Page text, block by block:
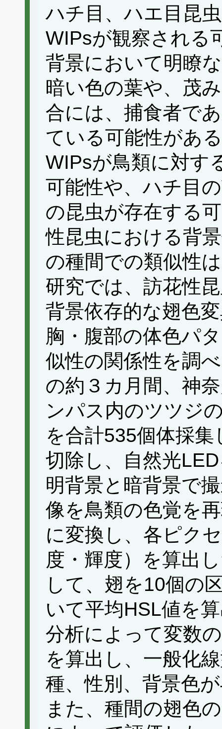
ハチ目、ハエ目昆
WIPsが観察される
背景において明瞭
暗い色の葉や、茂
合には、捕食者で
ている可能性があ
WIPsが鳥類に対す
可能性や、ハチ目
の昆虫が存在する
性昆虫における背
の種間での類似性
研究では、訪花性
背景依存的な翅色
胸・腹部の体色パ
似性の関係性を調
の約３カ月間、神
ンパス内のツツジ
を合計535個体採
切除し、自然光
明背景と暗背景で
像を鳥類の色覚を
に変換し、各ピク
度・輝度）を算出
して、翅を10個の
いて平均HSL値を
分析によって変数
を算出し、一般化
種、性別、背景色
また、種間の翅色